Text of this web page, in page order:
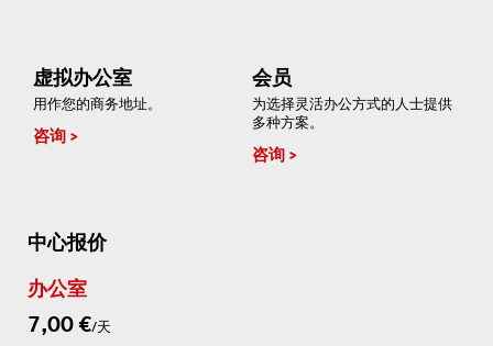
虚拟办公室
用作您的商务地址。
咨询
会员
为选择灵活办公方式的人士提供
多种方案。
咨询
中心报价
办公室
7,00 €/天